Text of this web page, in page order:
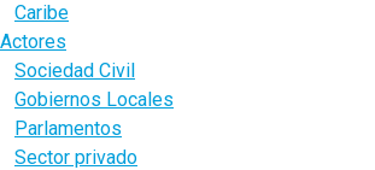
Caribe
Actores
Sociedad Civil
Gobiernos Locales
Parlamentos
Sector privado